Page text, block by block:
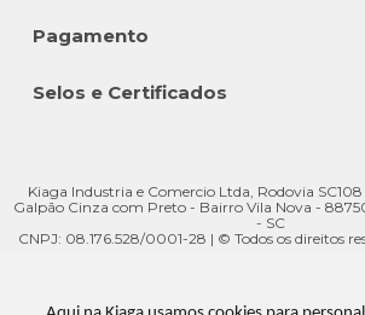
Pagamento
Selos e Certificados
Kiaga Industria e Comercio Ltda, Rodovia
Galpão Cinza com Preto - Bairro Vila Nova -
- SC
CNPJ: 08.176.528/0001-28 | © Todos os direitos